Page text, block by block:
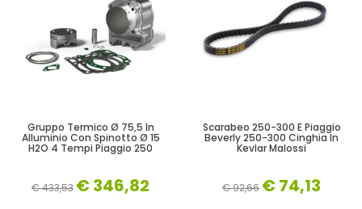
Gruppo Termico Ø 75,5 In
Alluminio Con Spinotto Ø 15
H2O 4 Tempi Piaggio 250
€ 433,53 € 346,82
Scarabeo 250-300 E Piaggio
Beverly 250-300 Cinghia In
Kevlar Malossi
€ 92,66 € 74,13